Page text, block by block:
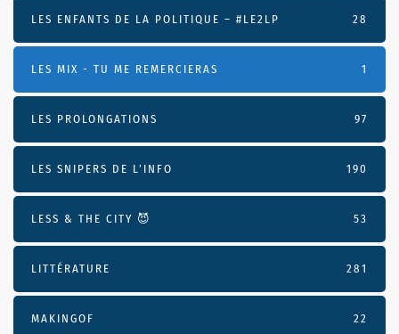
LES ENFANTS DE LA POLITIQUE – #LE2LP 28
LES MIX - TU ME REMERCIERAS 1
LES PROLONGATIONS 97
LES SNIPERS DE L’INFO 190
LESS & THE CITY 😈 53
LITTÉRATURE 281
MAKINGOF 22